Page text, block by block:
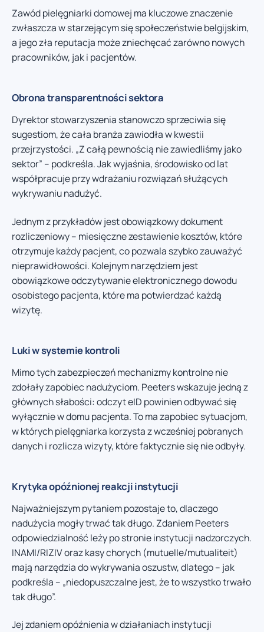
Zawód pielęgniarki domowej ma kluczowe znaczenie
zwłaszcza w starzejącym się społeczeństwie belgijskim,
a jego zła reputacja może zniechęcać zarówno nowych
pracowników, jak i pacjentów.
Obrona transparentności sektora
Dyrektor stowarzyszenia stanowczo sprzeciwia się
sugestiom, że cała branża zawiodła w kwestii
przejrzystości. „Z całą pewnością nie zawiedliśmy jako
sektor” – podkreśla. Jak wyjaśnia, środowisko od lat
współpracuje przy wdrażaniu rozwiązań służących
wykrywaniu nadużyć.
Jednym z przykładów jest obowiązkowy dokument
rozliczeniowy – miesięczne zestawienie kosztów, które
otrzymuje każdy pacjent, co pozwala szybko zauważyć
nieprawidłowości. Kolejnym narzędziem jest
obowiązkowe odczytywanie elektronicznego dowodu
osobistego pacjenta, które ma potwierdzać każdą
wizytę.
Luki w systemie kontroli
Mimo tych zabezpieczeń mechanizmy kontrolne nie
zdołały zapobiec nadużyciom. Peeters wskazuje jedną z
głównych słabości: odczyt eID powinien odbywać się
wyłącznie w domu pacjenta. To ma zapobiec sytuacjom,
w których pielęgniarka korzysta z wcześniej pobranych
danych i rozlicza wizyty, które faktycznie się nie odbyły.
Krytyka opóźnionej reakcji instytucji
Najważniejszym pytaniem pozostaje to, dlaczego
nadużycia mogły trwać tak długo. Zdaniem Peeters
odpowiedzialność leży po stronie instytucji nadzorczych.
INAMI/RIZIV oraz kasy chorych (mutuelle/mutualiteit)
mają narzędzia do wykrywania oszustw, dlatego – jak
podkreśla – „niedopuszczalne jest, że to wszystko trwało
tak długo”.
Jej zdaniem opóźnienia w działaniach instytucji